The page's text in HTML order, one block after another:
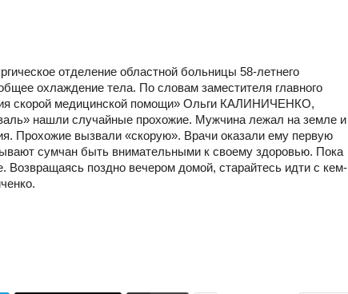
отделение областной больницы 58-летнего
охлаждение тела. По словам заместителя главного
скорой медицинской помощи» Ольги КАЛИНИЧЕНКО,
нашли случайные прохожие. Мужчина лежал на земле и
Прохожие вызвали «скорую». Врачи оказали ему первую
сумчан быть внимательными к своему здоровью. Пока
Возвращаясь поздно вечером домой, старайтесь идти с кем-